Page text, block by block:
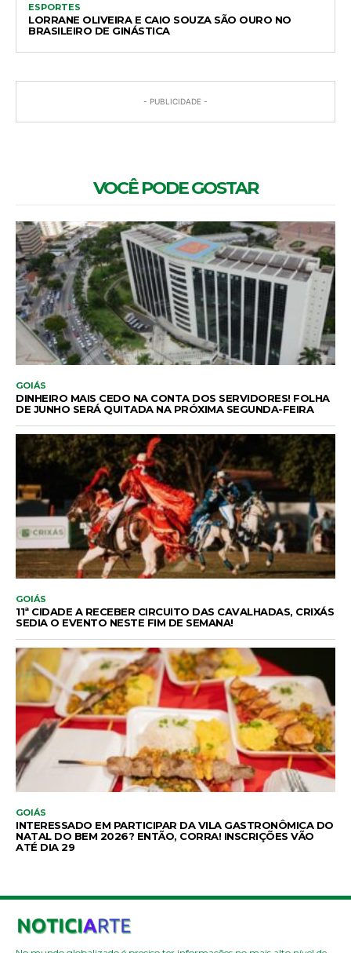
ESPORTES
LORRANE OLIVEIRA E CAIO SOUZA SÃO OURO NO
BRASILEIRO DE GINÁSTICA
- PUBLICIDADE -
VOCÊ PODE GOSTAR
GOIÁS
DINHEIRO MAIS CEDO NA CONTA DOS SERVIDORES! FOLHA
DE JUNHO SERÁ QUITADA NA PRÓXIMA SEGUNDA-FEIRA
GOIÁS
11ª CIDADE A RECEBER CIRCUITO DAS CAVALHADAS, CRIXÁS
SEDIA O EVENTO NESTE FIM DE SEMANA!
GOIÁS
INTERESSADO EM PARTICIPAR DA VILA GASTRONÔMICA DO
NATAL DO BEM 2026? ENTÃO, CORRA! INSCRIÇÕES VÃO
ATÉ DIA 29